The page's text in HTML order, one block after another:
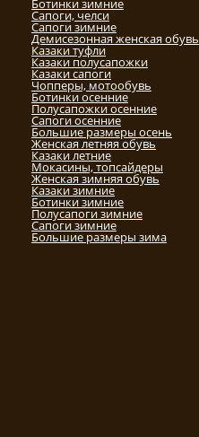
Ботинки зимние
Сапоги, челси
Сапоги зимние
Демисезонная женская обувь
Казаки туфли
Казаки полусапожки
Казаки сапоги
Чопперы, мотообувь
Ботинки осенние
Полусапожки осенние
Сапоги осенние
Большие размеры осень
Женская летняя обувь
Казаки летние
Мокасины, топсайдеры
Женская зимняя обувь
Казаки зимние
Ботинки зимние
Полусапоги зимние
Сапоги зимние
Большие размеры зима